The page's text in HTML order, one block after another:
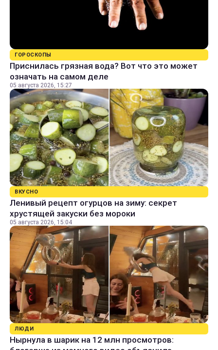
ГОРОСКОПЫ
Приснилась грязная вода? Вот что это может
означать на самом деле
05 августа 2026, 15:27
ВКУСНО
Ленивый рецепт огурцов на зиму: секрет
хрустящей закуски без мороки
05 августа 2026, 15:04
ЛЮДИ
Нырнула в шарик на 12 млн просмотров: